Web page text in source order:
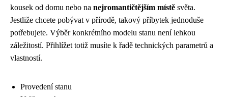
kousek od domu nebo na nejromantičtějším místě světa.
Jestliže chcete pobývat v přírodě, takový příbytek jednoduše
potřebujete. Výběr konkrétního modelu stanu není lehkou
záležitostí. Přihlížet totiž musíte k řadě technických parametrů a
vlastností.
Provedení stanu